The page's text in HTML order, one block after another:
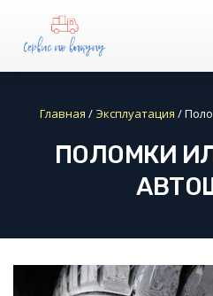
Главная / Эксплуатация /
ПОЛОМКИ